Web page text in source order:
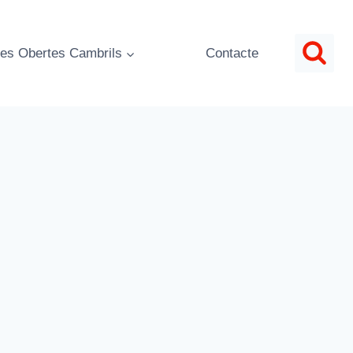
Obertes Cambrils Contacte